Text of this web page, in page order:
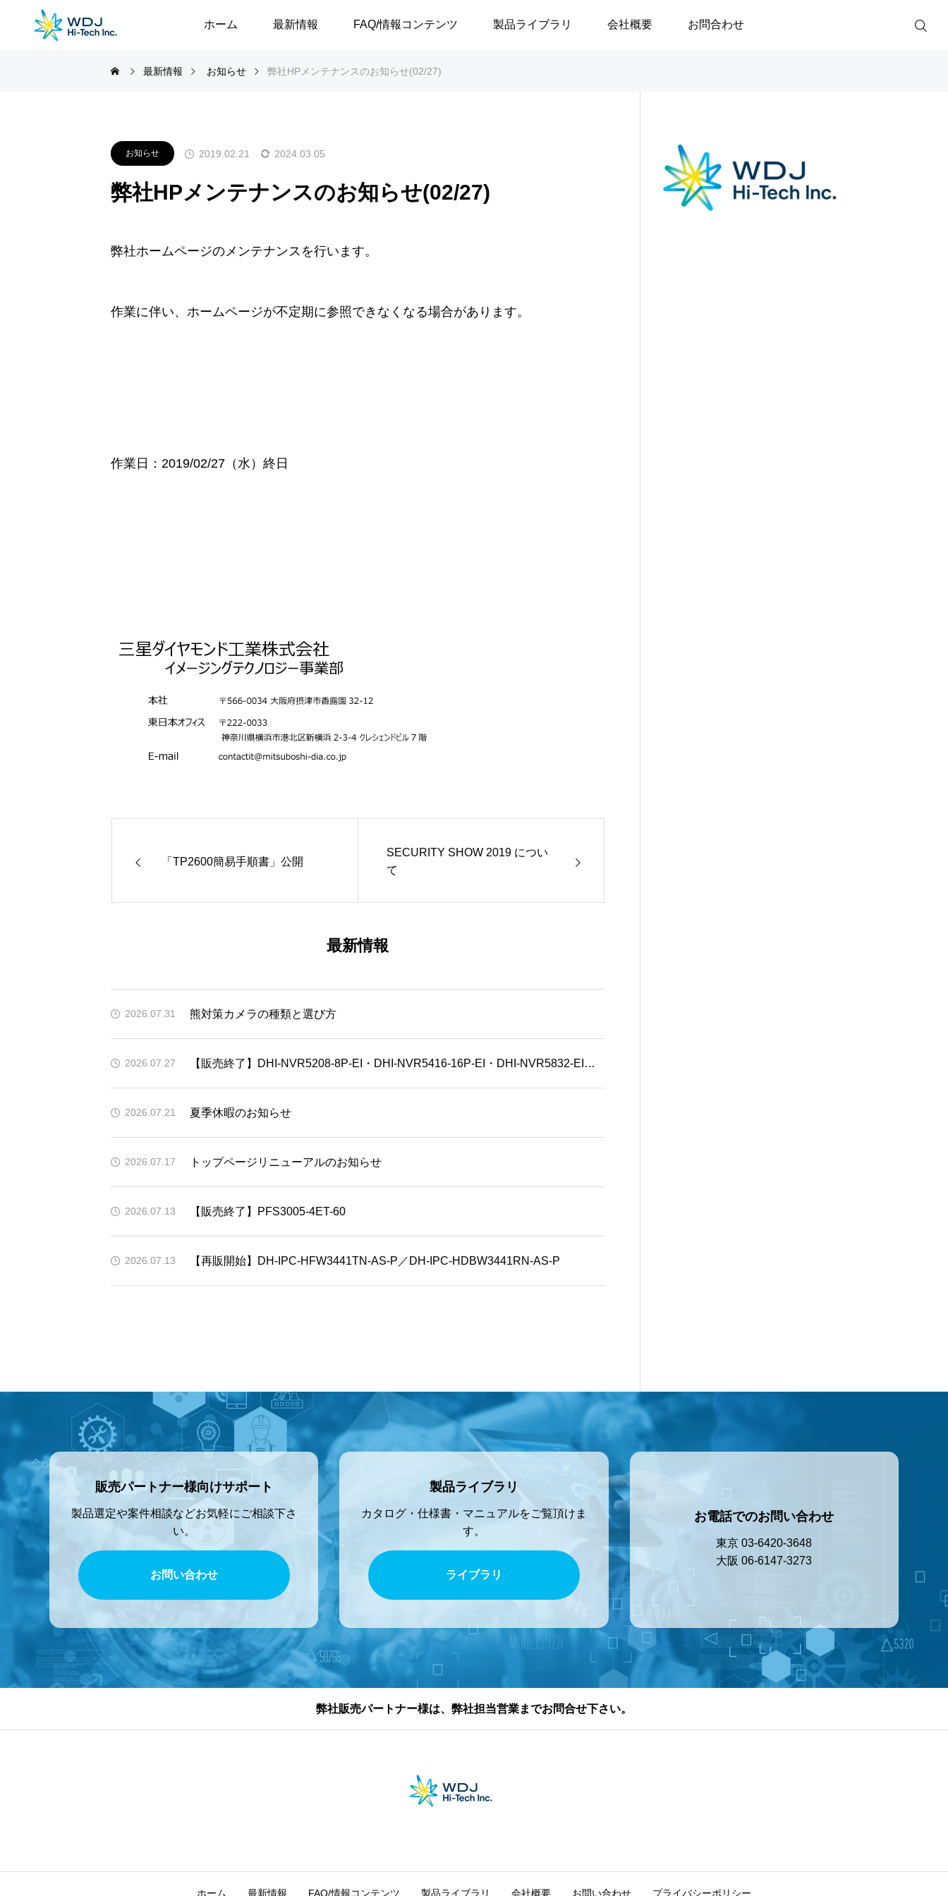
ホーム 最新情報 FAQ/情報コンテンツ 製品ライブラリ 会社概要 お問合わせ
最新情報 お知らせ 弊社HPメンテナンスのお知らせ(02/27)
お知らせ 2019.02.21 2024.03.05
弊社HPメンテナンスのお知らせ(02/27)
弊社ホームページのメンテナンスを行います。
作業に伴い、ホームページが不定期に参照できなくなる場合があります。
作業日：2019/02/27（水）終日
「TP2600簡易手順書」公開
SECURITY SHOW 2019 につい
て
最新情報
2026.07.31 熊対策カメラの種類と選び方
2026.07.27 【販売終了】DHI-NVR5208-8P-EI・DHI-NVR5416-16P-EI・DHI-NVR5832-EI・DHI-NVR5864-EI
2026.07.21 夏季休暇のお知らせ
2026.07.17 トップページリニューアルのお知らせ
2026.07.13 【販売終了】PFS3005-4ET-60
2026.07.13 【再販開始】DH-IPC-HFW3441TN-AS-P／DH-IPC-HDBW3441RN-AS-P
販売パートナー様向けサポート
製品選定や案件相談などお気軽にご相談下さ
い。
お問い合わせ
製品ライブラリ
カタログ・仕様書・マニュアルをご覧頂けま
す。
ライブラリ
お電話でのお問い合わせ
東京 03-6420-3648
大阪 06-6147-3273
弊社販売パートナー様は、弊社担当営業までお問合せ下さい。
ホーム 最新情報 FAQ/情報コンテンツ 製品ライブラリ 会社概要 お問い合わせ プライバシーポリシー